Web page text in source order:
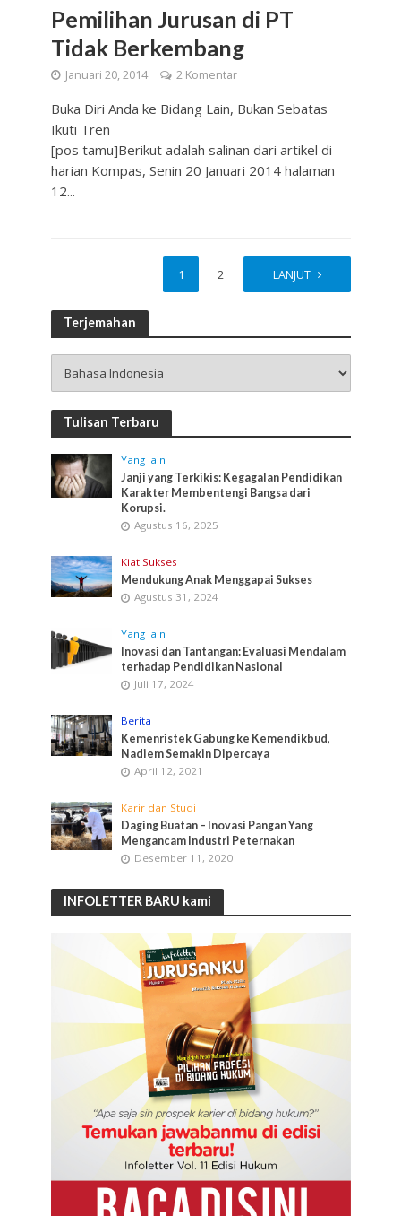
Pemilihan Jurusan di PT
Tidak Berkembang
Januari 20, 2014 2 Komentar
Buka Diri Anda ke Bidang Lain, Bukan Sebatas
Ikuti Tren
[pos tamu]Berikut adalah salinan dari artikel di
harian Kompas, Senin 20 Januari 2014 halaman
12...
1 2 LANJUT
Terjemahan
Tulisan Terbaru
Yang lain
Janji yang Terkikis: Kegagalan Pendidikan
Karakter Membentengi Bangsa dari
Korupsi.
Agustus 16, 2025
Kiat Sukses
Mendukung Anak Menggapai Sukses
Agustus 31, 2024
Yang lain
Inovasi dan Tantangan: Evaluasi Mendalam
terhadap Pendidikan Nasional
Juli 17, 2024
Berita
Kemenristek Gabung ke Kemendikbud,
Nadiem Semakin Dipercaya
April 12, 2021
Karir dan Studi
Daging Buatan – Inovasi Pangan Yang
Mengancam Industri Peternakan
Desember 11, 2020
INFOLETTER BARU kami